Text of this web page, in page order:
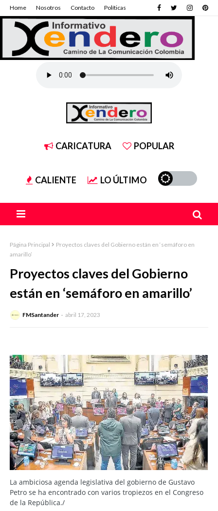
Home Nosotros Contacto Políticas
CARICATURA POPULAR
CALIENTE LO ÚLTIMO
Página Principal
Proyectos claves del Gobierno están en ‘semáforo en
amarillo’
Proyectos claves del Gobierno
están en ‘semáforo en amarillo’
FMSantander abril 17, 2023
La ambiciosa agenda legislativa del gobierno de Gustavo
Petro se ha encontrado con varios tropiezos en el Congreso
de la República./